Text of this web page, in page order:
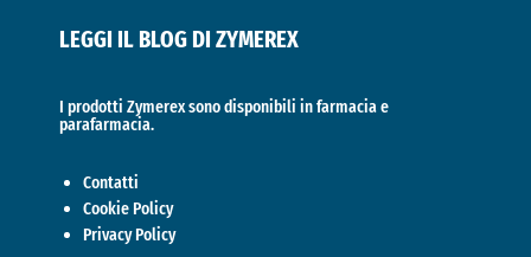
LEGGI IL BLOG DI ZYMEREX
I prodotti Zymerex sono disponibili in farmacia e
parafarmacia.
Contatti
Cookie Policy
Privacy Policy